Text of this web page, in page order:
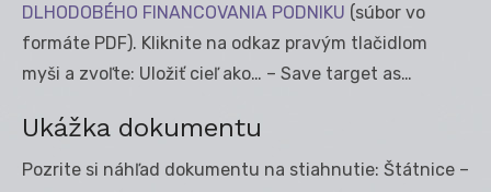
DLHODOBÉHO FINANCOVANIA PODNIKU (súbor vo
formáte PDF). Kliknite na odkaz pravým tlačidlom
myši a zvoľte: Uložiť cieľ ako… – Save target as…
Ukážka dokumentu
Pozrite si náhľad dokumentu na stiahnutie: Štátnice –